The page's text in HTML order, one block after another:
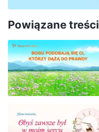
Powiązane treści